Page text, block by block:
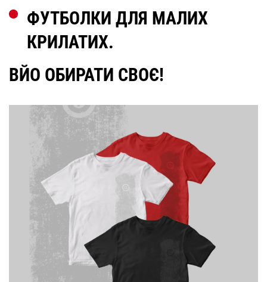
ФУТБОЛКИ ДЛЯ МАЛИХ
КРИЛАТИХ.
ВЙО ОБИРАТИ СВОЄ!